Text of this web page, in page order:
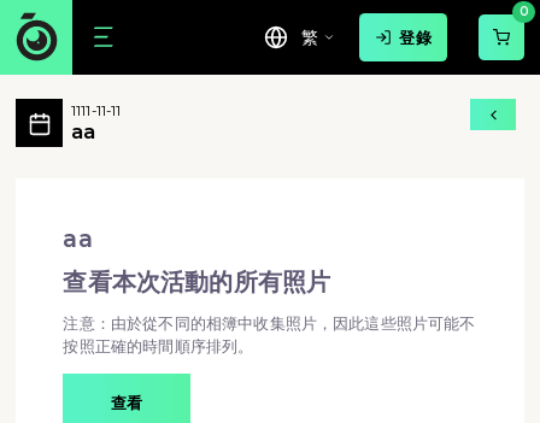
繁 登錄
0
aa 活動相簿 MovePic
aa 所有相片
1111-11-11
aa
aa
查看本次活動的所有照片
注意：由於從不同的相簿中收集照片，因此這些照片可能不
按照正確的時間順序排列。
查看